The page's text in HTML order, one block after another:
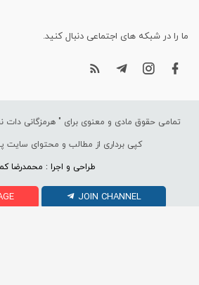
ما را در شبکه های اجتماعی دنبال کنید.
تمامی حقوق مادی و معنوی برای " هرمزگانی دات
کپی برداری از مطالب و محتوای سایت
طراحی و اجرا : محمدرضا
JOIN CHANNEL